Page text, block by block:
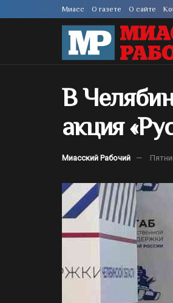
Миасс О газете О сайте
В
акция
Миасский Рабочий